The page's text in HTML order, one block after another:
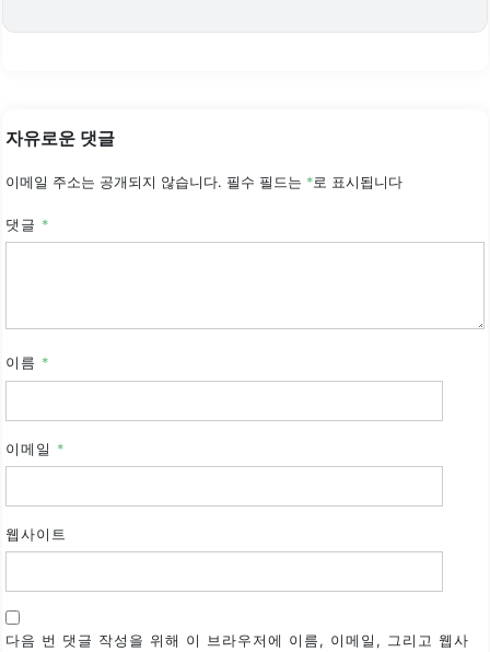
자유로운 댓글
이메일 주소는 공개되지 않습니다. 필수 필드는 *로 표시됩니다
댓글 *
이름 *
이메일 *
웹사이트
다음 번 댓글 작성을 위해 이 브라우저에 이름, 이메일, 그리고 웹사